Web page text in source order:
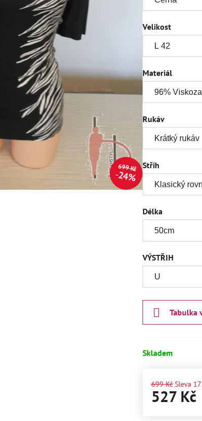
699 Kč
24%
Velikost
Materiál
Rukáv
Střih
Délka
VÝSTŘIH
Tabulka
Skladem
699 Kč Sleva
527 Kč